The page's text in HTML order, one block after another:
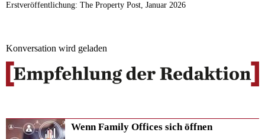
Erstveröffentlichung: The Property Post, Januar 2026
Konversation wird geladen
Wenn Family Offices sich öffnen